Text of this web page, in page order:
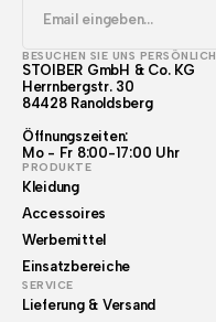
BESUCHEN SIE UNS PERSÖNLICH
STOIBER GmbH & Co. KG
Herrnbergstr. 30
84428 Ranoldsberg
Öffnungszeiten:
Mo - Fr 8:00-17:00 Uhr
PRODUKTE
Kleidung
Accessoires
Werbemittel
Einsatzbereiche
SERVICE
Lieferung & Versand